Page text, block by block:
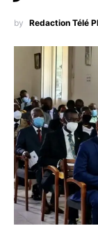
by Redaction Télé